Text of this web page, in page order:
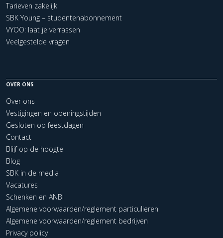
Tarieven zakelijk
SBK Young – studentenabonnement
VYOO: laat je verrassen
Veelgestelde vragen
OVER ONS
Over ons
Vestigingen en openingstijden
Gesloten op feestdagen
Contact
Blijf op de hoogte
Blog
SBK in de media
Vacatures
Schenken en ANBI
Algemene voorwaarden/reglement particulieren
Algemene voorwaarden/reglement bedrijven
Privacy policy